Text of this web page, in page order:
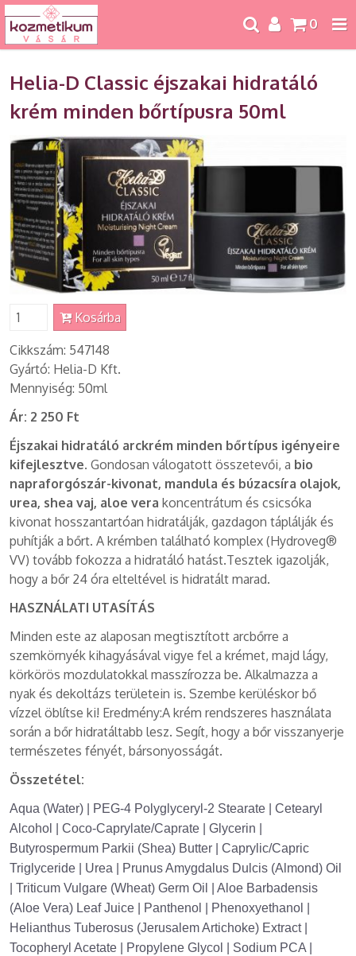
0
Helia-D Classic éjszakai hidratáló
krém minden bőrtípusra 50ml
Kosárba
Cikkszám: 547148
Gyártó: Helia-D Kft.
Mennyiség: 50ml
Ár: 2 250 Ft
Éjszakai hidratáló arckrém minden bőrtípus igényeire
kifejlesztve. Gondosan válogatott összetevői, a bio
napraforgószár-kivonat, mandula és búzacsíra olajok,
urea, shea vaj, aloe vera koncentrátum és csicsóka
kivonat hosszantartóan hidratálják, gazdagon táplálják és
puhítják a bőrt. A krémben található komplex (Hydroveg®
VV) tovább fokozza a hidratáló hatást.Tesztek igazolják,
hogy a bőr 24 óra elteltével is hidratált marad.
HASZNÁLATI UTASÍTÁS
Minden este az alaposan megtisztított arcbőrre a
szemkörnyék kihagyásával vigye fel a krémet, majd lágy,
körkörös mozdulatokkal masszírozza be. Alkalmazza a
nyak és dekoltázs területein is. Szembe kerüléskor bő
vízzel öblítse ki! Eredmény:A krém rendszeres használata
során a bőr hidratáltabb lesz. Segít, hogy a bőr visszanyerje
természetes fényét, bársonyosságát.
Összetétel:
Aqua (Water) | PEG-4 Polyglyceryl-2 Stearate | Cetearyl
Alcohol | Coco-Caprylate/Caprate | Glycerin |
Butyrospermum Parkii (Shea) Butter | Caprylic/Capric
Triglyceride | Urea | Prunus Amygdalus Dulcis (Almond) Oil
| Triticum Vulgare (Wheat) Germ Oil | Aloe Barbadensis
(Aloe Vera) Leaf Juice | Panthenol | Phenoxyethanol |
Helianthus Tuberosus (Jerusalem Artichoke) Extract |
Tocopheryl Acetate | Propylene Glycol | Sodium PCA |